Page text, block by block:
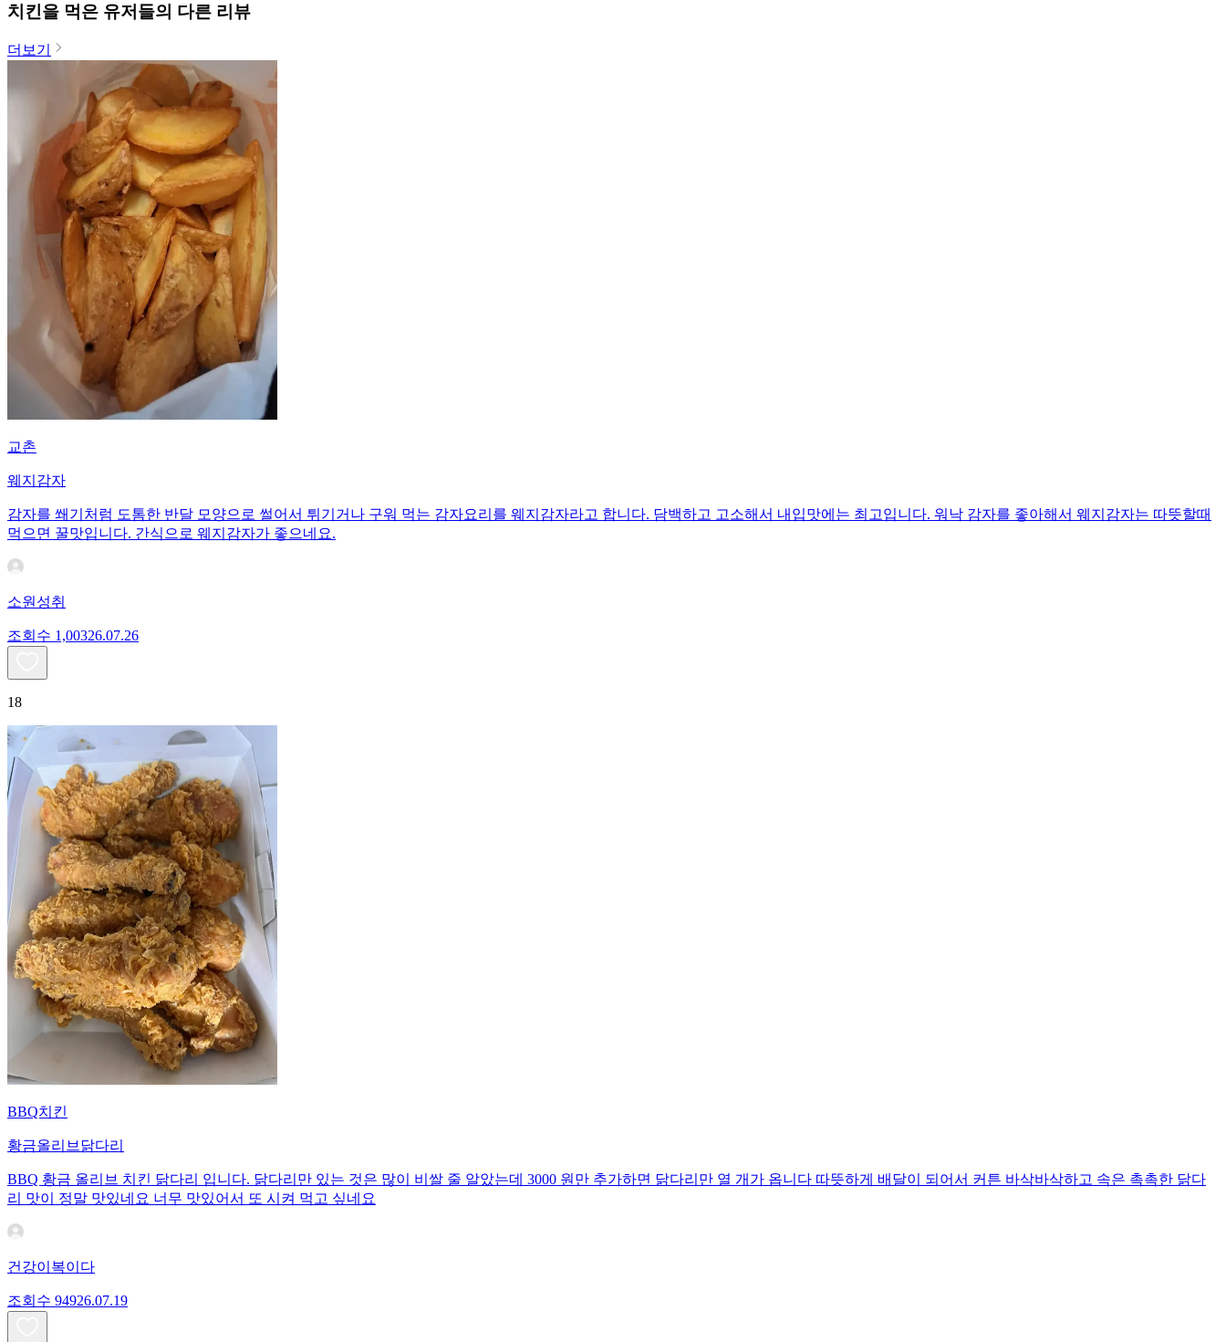
치킨을 먹은 유저들의 다른 리뷰
더보기
교촌
웨지감자
감자를 쐐기처럼 도톰한 반달 모양으로 썰어서 튀기거나 구워 먹는 감자요리를 웨지감자라고 합니다. 담백하고 고소해서 내입맛에는 최고입니다. 워낙 감자를 좋아해서 웨지감자는 따뜻할때
먹으면 꿀맛입니다. 간식으로 웨지감자가 좋으네요.
소원성취
조회수 1,00326.07.26
18
BBQ치킨
황금올리브닭다리
BBQ 황금 올리브 치킨 닭다리 입니다. 닭다리만 있는 것은 많이 비쌀 줄 알았는데 3000 원만 추가하면 닭다리만 열 개가 옵니다 따뜻하게 배달이 되어서 커튼 바삭바삭하고 속은 촉촉한 닭다
리 맛이 정말 맛있네요 너무 맛있어서 또 시켜 먹고 싶네요
건강이복이다
조회수 94926.07.19